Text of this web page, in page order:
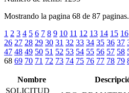
Mostrando la pagina 68 de 87 paginas.
1 2 3 4 5 6 7 8 9 10 11 12 13 14 15 16
26 27 28 29 30 31 32 33 34 35 36 37
47 48 49 50 51 52 53 54 55 56 57 58
68 69 70 71 72 73 74 75 76 77 78 79
Nombre
SOLICITUD